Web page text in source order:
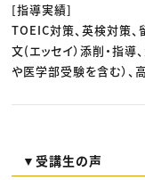
[指導実績]
TOEIC対策、英検対策
文(エッセイ）添削・指
や医学部受験を含む）、
▼受講生の声